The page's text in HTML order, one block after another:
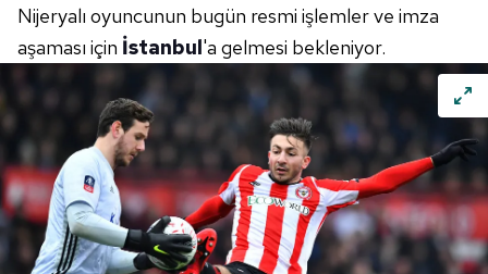
Nijeryalı oyuncunun bugün resmi işlemler ve imza
aşaması için İstanbul'a gelmesi bekleniyor.